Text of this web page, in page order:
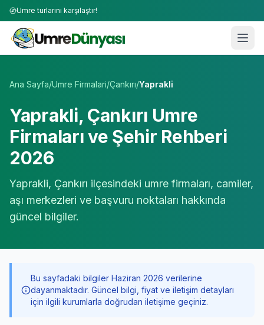
Umre turlarını karşılaştır!
Ana Sayfa/Umre Firmalari/Çankırı/Yaprakli
Yaprakli, Çankırı Umre
Firmaları ve Şehir Rehberi
2026
Yaprakli, Çankırı ilçesindeki umre firmaları, camiler,
aşı merkezleri ve başvuru noktaları hakkında
güncel bilgiler.
Bu sayfadaki bilgiler Haziran 2026 verilerine
dayanmaktadır. Güncel bilgi, fiyat ve iletişim detayları
için ilgili kurumlarla doğrudan iletişime geçiniz.